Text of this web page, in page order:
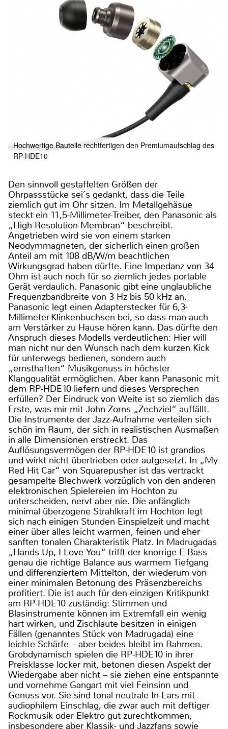
Hochwertige Bauteile rechtfertigen den Premiumaufschlag des
RP-HDE10
Den sinnvoll gestaffelten Größen der
Ohrpassstücke sei´s gedankt, dass die Teile
ziemlich gut im Ohr sitzen. Im Metallgehäsue
steckt ein 11,5-Millimeter-Treiber, den Panasonic als
„High-Resolution-Membran“ beschreibt.
Angetrieben wird sie von einem starken
Neodymmagneten, der sicherlich einen großen
Anteil am mit 108 dB/W/m beachtlichen
Wirkungsgrad haben dürfte. Eine Impedanz von 34
Ohm ist auch noch für so ziemlich jedes portable
Gerät verdaulich. Panasonic gibt eine unglaubliche
Frequenzbandbreite von 3 Hz bis 50 kHz an.
Panasonic legt einen Adapterstecker für 6,3-
Millimeter-Klinkenbuchsen bei, so dass man auch
am Verstärker zu Hause hören kann. Das dürfte den
Anspruch dieses Modells verdeutlichen: Hier will
man nicht nur den Wunsch nach dem kurzen Kick
für unterwegs bedienen, sondern auch
„ernsthaften“ Musikgenuss in höchster
Klangqualität ermöglichen. Aber kann Panasonic mit
dem RP-HDE10 liefern und dieses Versprechen
erfüllen? Der Eindruck von Weite ist so ziemlich das
Erste, was mir mit John Zorns „Zechziel“ auffällt.
Die Instrumente der Jazz-Aufnahme verteilen sich
schön im Raum, der sich in realistischen Ausmaßen
in alle Dimensionen erstreckt. Das
Auflösungsvermögen der RP-HDE10 ist grandios
und wirkt nicht übertrieben oder aufgesetzt. In „My
Red Hit Car“ von Squarepusher ist das vertrackt
gesampelte Blechwerk vorzüglich von den anderen
elektronischen Spielereien im Hochton zu
unterscheiden, nervt aber nie. Die anfänglich
minimal überzogene Strahlkraft im Hochton legt
sich nach einigen Stunden Einspielzeit und macht
einer über alles leicht warmen, feinen und eher
sanften tonalen Charakteristik Platz. In Madrugadas
„Hands Up, I Love You“ trifft der knorrige E-Bass
genau die richtige Balance aus warmem Tiefgang
und differenziertem Mittelton, der wiederum von
einer minimalen Betonung des Präsenzbereichs
profitiert. Die ist auch für den einzigen Kritikpunkt
am RP-HDE10 zuständig: Stimmen und
Blasinstrumente können im Extremfall ein wenig
hart wirken, und Zischlaute besitzen in einigen
Fällen (genanntes Stück von Madrugada) eine
leichte Schärfe – aber beides bleibt im Rahmen.
Grobdynamisch spielen die RP-HDE10 in ihrer
Preisklasse locker mit, betonen diesen Aspekt der
Wiedergabe aber nicht – sie ziehen eine entspannte
und vornehme Gangart mit viel Feinsinn und
Genuss vor. Sie sind tonal neutrale In-Ears mit
audiophilem Einschlag, die zwar auch mit deftiger
Rockmusik oder Elektro gut zurechtkommen,
insbesondere aber Klassik- und Jazzfans sowie